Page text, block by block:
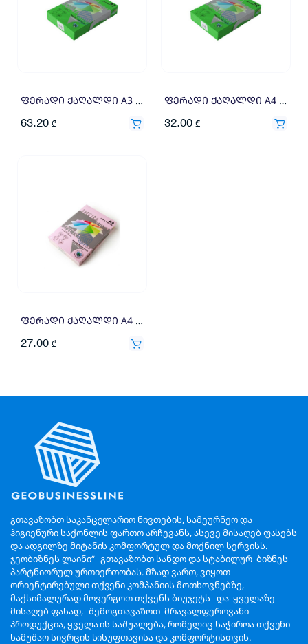
ფერადი ქაღალდი A3 160გრ 250ფ მწვანე
63.20 ₾
ფერადი ქაღალდი A4 160გრ 250ფ მწვანე
32.00 ₾
ფერადი ქაღალდი A4 80გრ 500ფ ღია ვარდისფერი
27.00 ₾
გთავაზობთ საკანცელარიო ნივთების, სამეურნეო და
ჰიგიენური საქონლის ფართო არჩევანს, ასევე მისაღებ ფასებს
და ადგილზე მიტანის კომფორტულ და მოქნილ სერვისს.
ჯეობიზნეს ლაინი“ გთავაზობთ სანდო და სტაბილურ ბიზნეს
პარტნიორულ ურთიერთობას. მზად ვართ, ვიყოთ
ორიენტირებული თქვენი კომპანიის მოთხოვნებზე,
მაქსიმალურად მოვერგოთ თქვენს ბიუჯეტს და ყველაზე
მისაღებ ფასად, შემოგთავაზოთ მრავალფეროვანი
პროდუქცია, ყველა ის საშუალება, რომელიც საჭიროა თქვენი
სამუშაო სივრცის სისუფთავისა და კომფორტისთვის.